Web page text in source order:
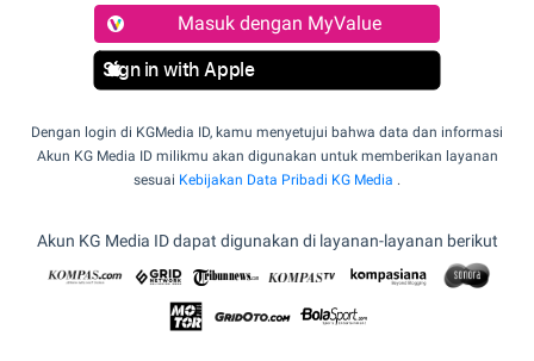
Masuk dengan MyValue
Sign in with Apple
Dengan login di KGMedia ID, kamu menyetujui bahwa data dan informasi
Akun KG Media ID milikmu akan digunakan untuk memberikan layanan
sesuai Kebijakan Data Pribadi KG Media .
Akun KG Media ID dapat digunakan di layanan-layanan berikut